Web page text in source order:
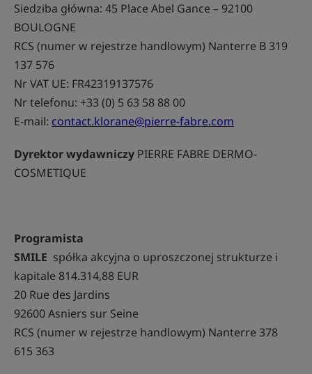
Siedziba główna: 45 Place Abel Gance – 92100
BOULOGNE
RCS (numer w rejestrze handlowym) Nanterre B 319
137 576
Nr VAT UE: FR42319137576
Nr telefonu: +33 (0) 5 63 58 88 00
E-mail: contact.klorane@pierre-fabre.com
Dyrektor wydawniczy PIERRE FABRE DERMO-
COSMETIQUE
Programista
SMILE spółka akcyjna o uproszczonej strukturze i
kapitale 814.314,88 EUR
20 Rue des Jardins
92600 Asniers sur Seine
RCS (numer w rejestrze handlowym) Nanterre 378
615 363